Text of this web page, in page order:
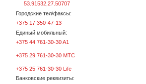
53.91532,27.50707
Городские тел/факсы:
+375 17 350-47-13
Единый мобильный:
+375 44 761-30-30 A1
+375 29 761-30-30 МТС
+375 25 761-30-30 Life
Банковские реквизиты: